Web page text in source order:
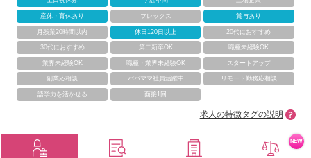
産休・育休あり フレックス 賞与あり
月残業20時間以内 休日120日以上 20代におすすめ
30代におすすめ 第二新卒OK 職種未経験OK
業界未経験OK 職種・業界未経験OK スタートアップ
副業応相談 パパママ社員活躍中 リモート勤務応相談
語学力を活かせる 面接1回
求人の特徴タグの説明
NEW